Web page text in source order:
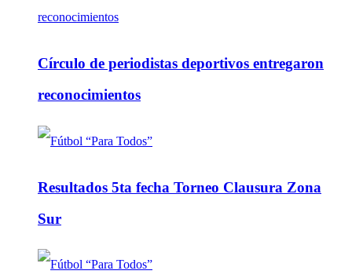
Círculo de periodistas deportivos entregaron
reconocimientos
Resultados 5ta fecha Torneo Clausura Zona
Sur